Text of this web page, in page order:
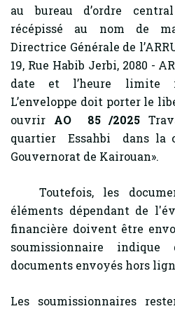
au bureau d’ordre
récépissé au nom de
Directrice Générale de
19, Rue Habib Jerbi, 2080 -
date et l’heure limite
L’enveloppe doit porter le
ouvrir AO 85 /2025
quartier Essahbi dans la
Gouvernorat de Kairouan».
Toutefois, les
éléments dépendant de
financière doivent être
soumissionnaire
documents envoyés hors
Les soumissionnaires